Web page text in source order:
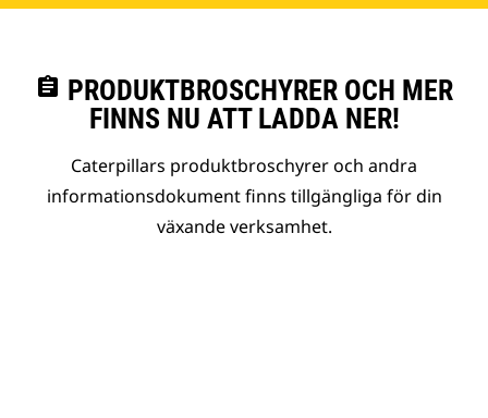
assignment PRODUKTBROSCHYRER OCH MER
FINNS NU ATT LADDA NER!
Caterpillars produktbroschyrer och andra
informationsdokument finns tillgängliga för din
växande verksamhet.